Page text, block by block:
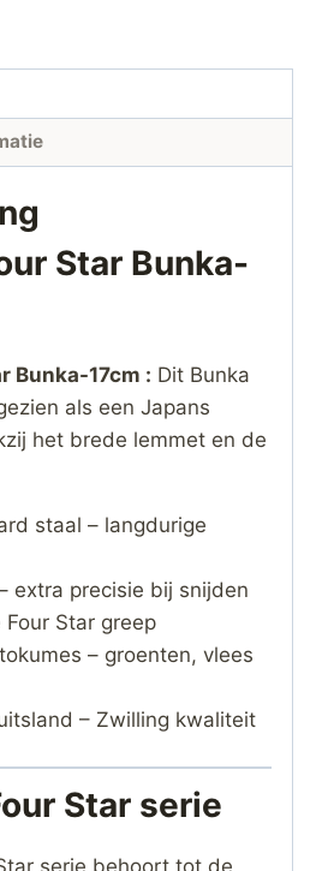
Star Bunka-
Bunka-17cm : Dit Bunka
als een Japans
het brede lemmet en de
staal – langdurige
extra precisie bij snijden
Four Star greep
– groenten, vlees
– Zwilling kwaliteit
Star serie
serie behoort tot de